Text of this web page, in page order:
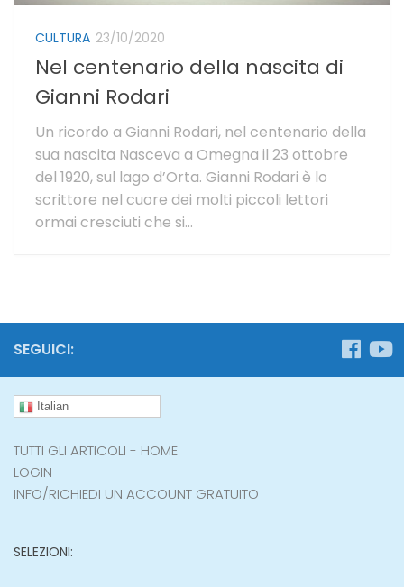
CULTURA 23/10/2020
Nel centenario della nascita di
Gianni Rodari
Un ricordo a Gianni Rodari, nel centenario della
sua nascita Nasceva a Omegna il 23 ottobre
del 1920, sul lago d’Orta. Gianni Rodari è lo
scrittore nel cuore dei molti piccoli lettori
ormai cresciuti che si...
SEGUICI:
Italian
TUTTI GLI ARTICOLI - HOME
LOGIN
INFO/RICHIEDI UN ACCOUNT GRATUITO
SELEZIONI: